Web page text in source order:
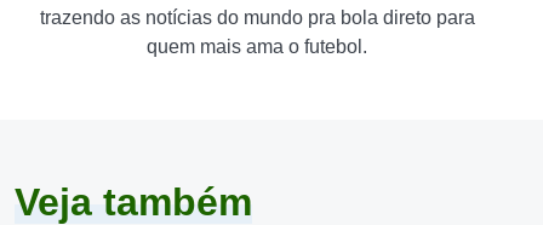
trazendo as notícias do mundo pra bola direto para
quem mais ama o futebol.
Veja também